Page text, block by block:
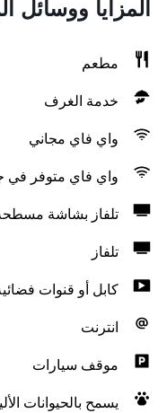
المزايا ووسائل
مطعم
خدمة الغرف
واي فاي مجاني
واي فاي متوفر في
تلفاز بشاشة
تلفاز
كابل أو قنوات
انترنت
موقف سيارات
يسمح بالحيوانات